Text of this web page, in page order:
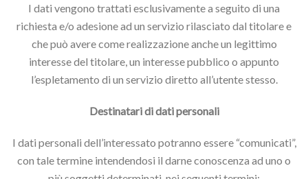
I dati vengono trattati esclusivamente a seguito di una
richiesta e/o adesione ad un servizio rilasciato dal titolare e
che può avere come realizzazione anche un legittimo
interesse del titolare, un interesse pubblico o appunto
l’espletamento di un servizio diretto all’utente stesso.
Destinatari di dati personali
I dati personali dell’interessato potranno essere “comunicati”,
con tale termine intendendosi il darne conoscenza ad uno o